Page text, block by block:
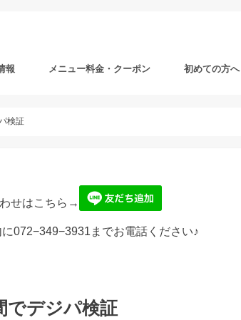
報 メニュー料金・クーポン 初めての方へ
検証
せはこちら→
072−349−3931までお電話ください♪
でデジパ検証